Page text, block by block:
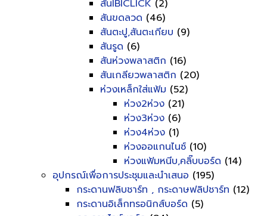
สันIBICLICK (2)
สันขดลวด (46)
สันตะปู,สันตะเกียบ (9)
สันรูด (6)
สันห่วงพลาสติก (16)
สันเกลียวพลาสติก (20)
ห่วงเหล็กใส่แฟ้ม (52)
ห่วง2ห่วง (21)
ห่วง3ห่วง (6)
ห่วง4ห่วง (1)
ห่วงออแกนไนซ์ (10)
ห่วงแฟ้มหนีบ,คลิ๊บบอร์ด (14)
อุปกรณ์เพื่อการประชุมและนำเสนอ (195)
กระดานฟลิบชาร์ท , กระดาษฟลิปชาร์ท (12)
กระดานอิเล็กทรอนิกส์บอร์ด (5)